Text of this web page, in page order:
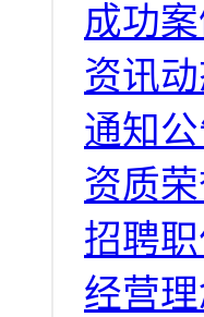
成功
资讯
通知
资质
招聘
经营